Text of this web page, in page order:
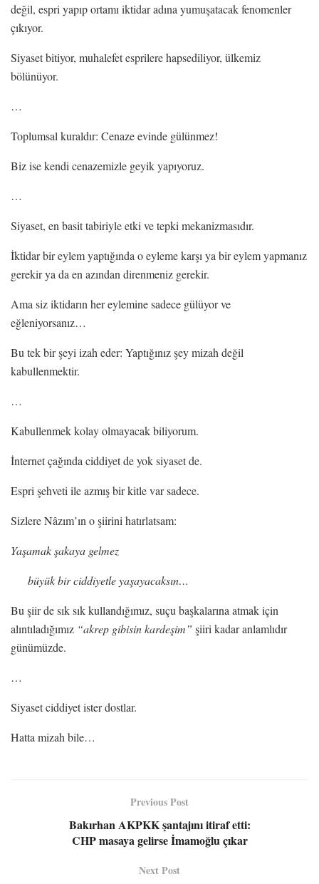
değil, espri yapıp ortamı iktidar adına yumuşatacak fenomenler
çıkıyor.
Siyaset bitiyor, muhalefet esprilere hapsediliyor, ülkemiz
bölünüyor.
…
Toplumsal kuraldır: Cenaze evinde gülünmez!
Biz ise kendi cenazemizle geyik yapıyoruz.
…
Siyaset, en basit tabiriyle etki ve tepki mekanizmasıdır.
İktidar bir eylem yaptığında o eyleme karşı ya bir eylem yapmanız
gerekir ya da en azından direnmeniz gerekir.
Ama siz iktidarın her eylemine sadece gülüyor ve
eğleniyorsanız…
Bu tek bir şeyi izah eder: Yaptığınız şey mizah değil
kabullenmektir.
…
Kabullenmek kolay olmayacak biliyorum.
İnternet çağında ciddiyet de yok siyaset de.
Espri şehveti ile azmış bir kitle var sadece.
Sizlere Nâzım’ın o şiirini hatırlatsam:
Yaşamak şakaya gelmez
büyük bir ciddiyetle yaşayacaksın…
Bu şiir de sık sık kullandığımız, suçu başkalarına atmak için
alıntıladığımız “akrep gibisin kardeşim” şiiri kadar anlamlıdır
günümüzde.
…
Siyaset ciddiyet ister dostlar.
Hatta mizah bile…
Previous Post
Bakırhan AKPKK şantajını itiraf etti:
CHP masaya gelirse İmamoğlu çıkar
Next Post